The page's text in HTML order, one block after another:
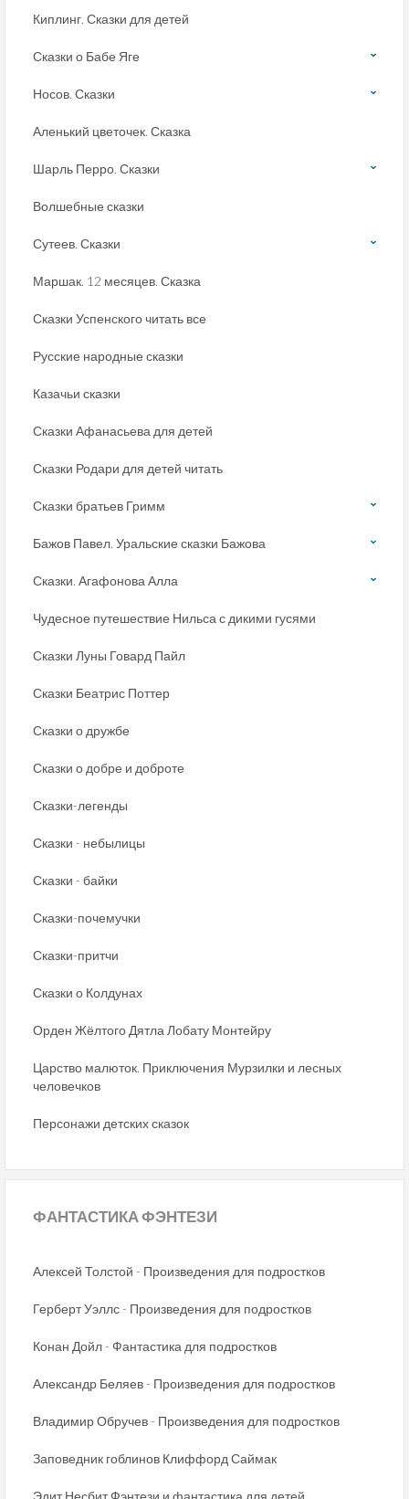
Киплинг. Сказки для детей
Сказки о Бабе Яге
Носов. Сказки
Аленький цветочек. Сказка
Шарль Перро. Сказки
Волшебные сказки
Сутеев. Сказки
Маршак. 12 месяцев. Сказка
Сказки Успенского читать все
Русские народные сказки
Казачьи сказки
Сказки Афанасьева для детей
Сказки Родари для детей читать
Сказки братьев Гримм
Бажов Павел. Уральские сказки Бажова
Сказки. Агафонова Алла
Чудесное путешествие Нильса с дикими гусями
Сказки Луны Говард Пайл
Сказки Беатрис Поттер
Сказки о дружбе
Сказки о добре и доброте
Сказки-легенды
Сказки - небылицы
Сказки - байки
Сказки-почемучки
Сказки-притчи
Сказки о Колдунах
Орден Жёлтого Дятла Лобату Монтейру
Царство малюток. Приключения Мурзилки и лесных
человечков
Персонажи детских сказок
ФАНТАСТИКАФЭНТЕЗИ
Алексей Толстой - Произведения для подростков
Герберт Уэллс - Произведения для подростков
Конан Дойл - Фантастика для подростков
Александр Беляев - Произведения для подростков
Владимир Обручев - Произведения для подростков
Заповедник гоблинов Клиффорд Саймак